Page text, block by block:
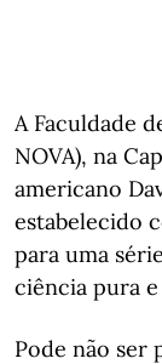
A Faculdade
NOVA), na
americano
estabelecido
para uma
ciência pura e
Pode não ser